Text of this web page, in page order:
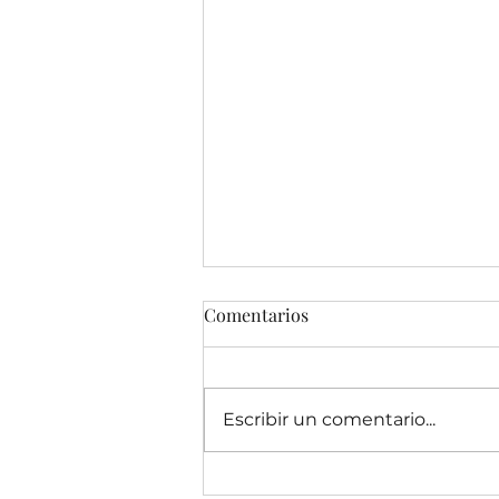
Comentarios
Escribir un comentario...